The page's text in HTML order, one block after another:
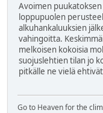
Avoimen
loppupuolen
alkuhankaluuksien
vahingoitta.
melkoisen kokoisia
suojuslehtien tilan jo
pitkälle ne vielä
Go to Heaven for the